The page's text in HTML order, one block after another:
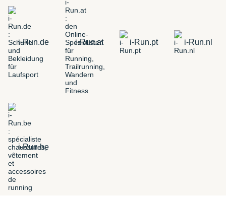
i-Run.de i-Run.at i-Run.pt i-Run.nl
i-Run.be